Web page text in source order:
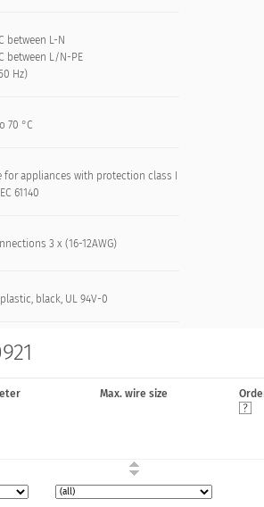
between L-N
between L/N-PE
Hz)
70 °C
for appliances with protection class I
61140
3 x (16-12AWG)
black, UL 94V-0
Max. wire size